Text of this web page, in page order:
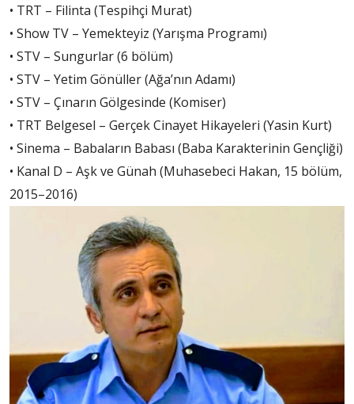
• TRT – Filinta (Tespihçi Murat)
• Show TV – Yemekteyiz (Yarışma Programı)
• STV – Sungurlar (6 bölüm)
• STV – Yetim Gönüller (Ağa’nın Adamı)
• STV – Çınarın Gölgesinde (Komiser)
• TRT Belgesel – Gerçek Cinayet Hikayeleri (Yasin Kurt)
• Sinema – Babaların Babası (Baba Karakterinin Gençliği)
• Kanal D – Aşk ve Günah (Muhasebeci Hakan, 15 bölüm,
2015–2016)